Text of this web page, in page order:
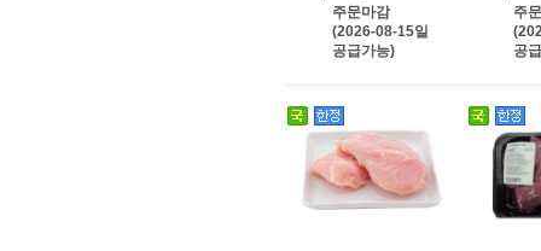
주문마감
(2026-08-15일
공급가능)
주
공